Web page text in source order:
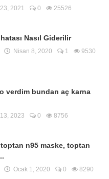
2021 0 25526
Nasıl Giderilir
Nisan 8, 2020 1 9530
verdim bundan aç karna
2023 0 8756
n95 maske, toptan
Ocak 1, 2020 0 8290